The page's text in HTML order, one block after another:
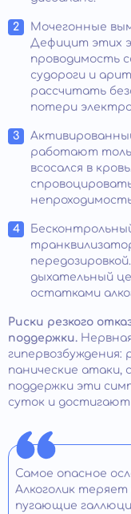
Мочегонные
Дефицит этих
проводимость
судороги и
рассчитать
потери
работают
всосался в
дыхательный
остатками
Риски резкого
поддержки.
гипервозбуждения:
панические атаки,
поддержки эти
суток и
Самое опасное
Алкоголик теряет
пугающие